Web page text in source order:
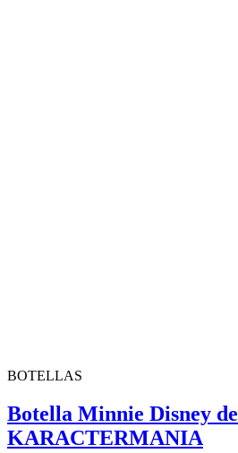
BOTELLAS
Botella Minnie Disney de
KARACTERMANIA